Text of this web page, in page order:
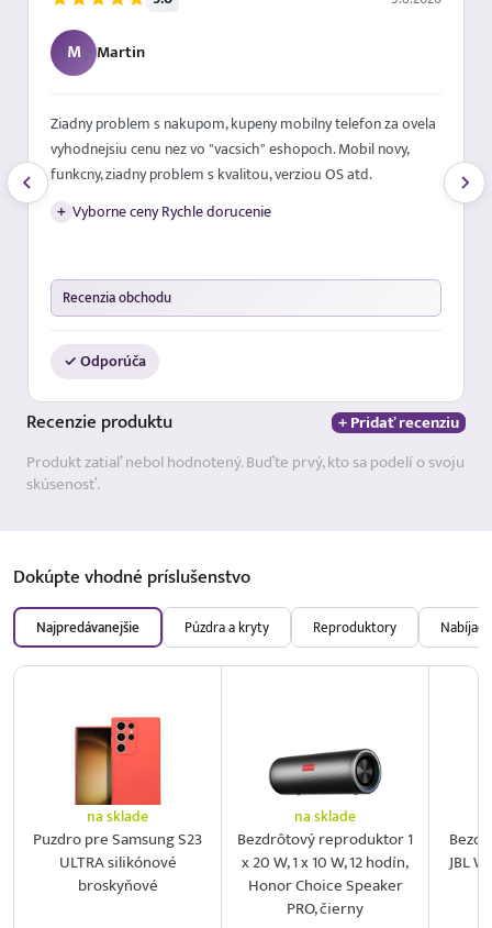
M Martin
Ziadny problem s nakupom, kupeny mobilny telefon za ovela
vyhodnejsiu cenu nez vo "vacsich" eshopoch. Mobil novy,
funkcny, ziadny problem s kvalitou, verziou OS atd.
+ Vyborne ceny Rychle dorucenie
Recenzia obchodu
✓ Odporúča
Recenzie produktu
+ Pridať recenziu
Produkt zatiaľ nebol hodnotený. Buďte prvý, kto sa podelí o svoju
skúsenosť.
Dokúpte vhodné príslušenstvo
Najpredávanejšie Púzdra a kryty Reproduktory
na sklade
Puzdro pre Samsung S23
ULTRA silikónové
broskyňové
na sklade
Bezdrôtový reproduktor 1
x 20 W, 1 x 10 W, 12 hodín,
Honor Choice Speaker
PRO, čierny
JBL